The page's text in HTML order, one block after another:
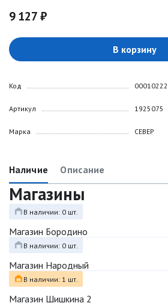
9 127 ₽
В корзину
Код
Артикул
Марка
00010222
1925075
СЕВЕР
Наличие Описание
Магазины
В наличии: 0 шт.
Магазин Бородино
В наличии: 0 шт.
Магазин Народный
В наличии: 1 шт.
Магазин Шишкина 2